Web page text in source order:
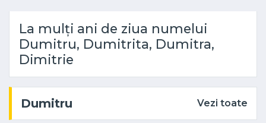
La mulți ani de ziua numelui
Dumitru, Dumitrita, Dumitra,
Dimitrie
Dumitru Vezi toate